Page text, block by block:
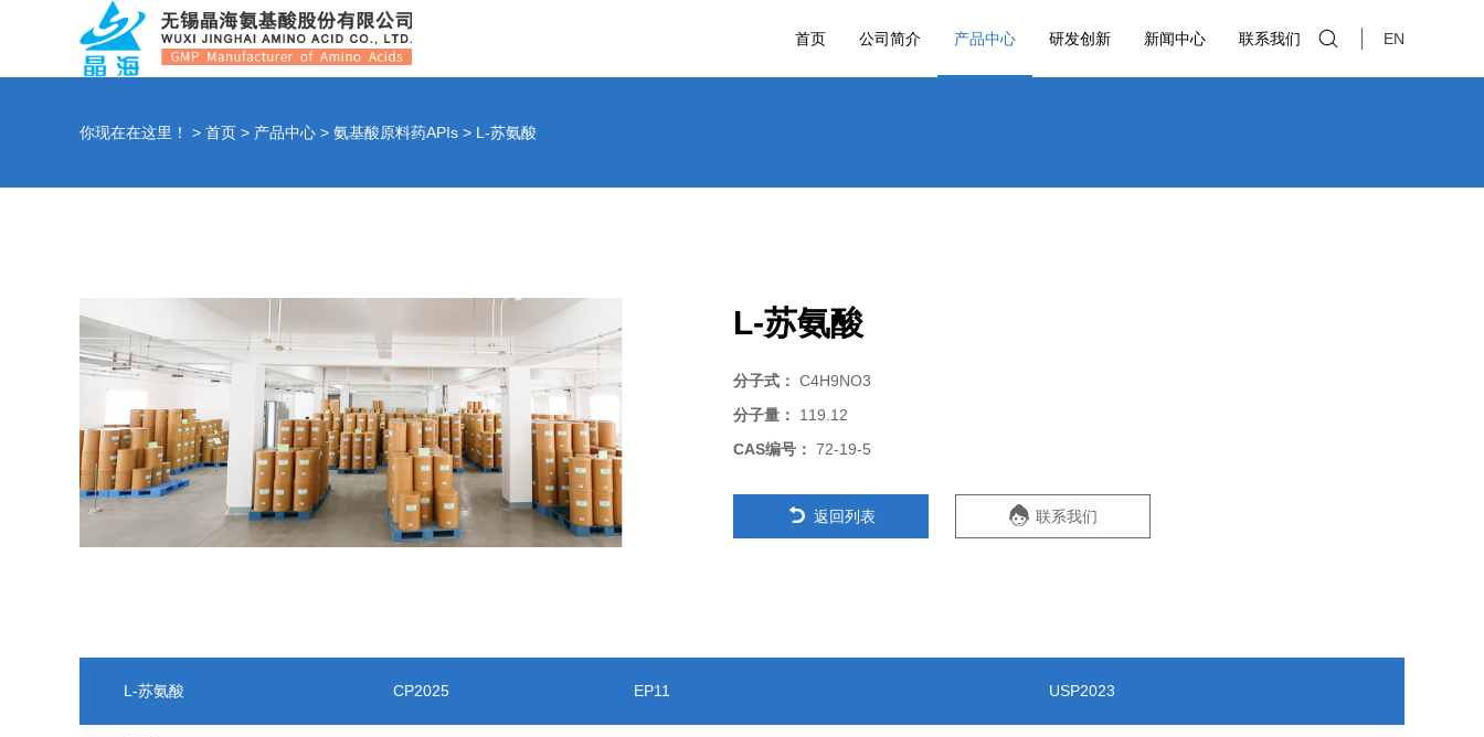
EN
首页 公司简介 产品中心 研发创新 新闻中心 联系我们
你现在在这里！ > 首页 > 产品中心 > 氨基酸原料药APIs > L-苏氨酸
L-苏氨酸
分子式： C4H9NO3
分子量：
119.12
CAS编号： 72-19-5
返回列表 联系我们
L-苏氨酸 CP2025 EP11 USP2023